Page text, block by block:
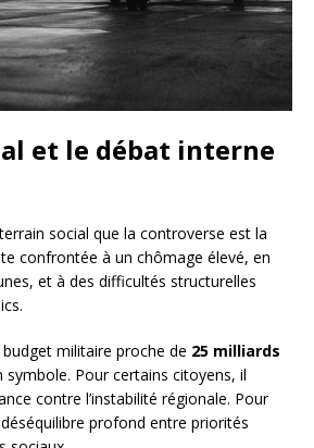
et le débat interne
social que la controverse est la
confrontée à un chômage élevé, en
et à des difficultés structurelles
militaire proche de 25 milliards
symbole. Pour certains citoyens, il
contre l’instabilité régionale. Pour
profond entre priorités